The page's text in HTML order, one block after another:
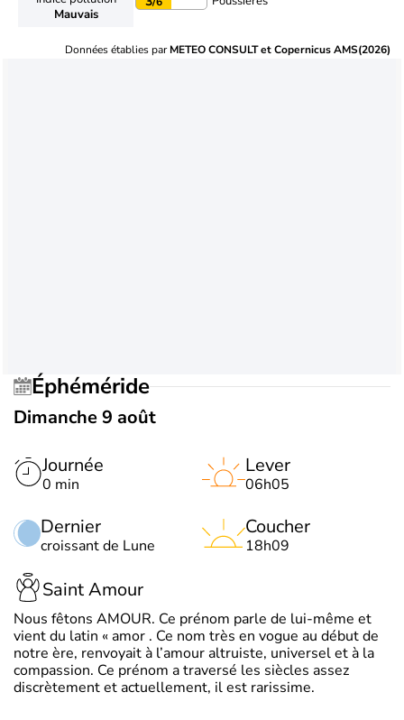
Mauvais
Données établies parMETEO CONSULT et Copernicus AMS(2026)
Éphéméride
Dimanche 9 août
Journée
0 min
Dernier
croissant de Lune
Lever
06h05
Coucher
18h09
Saint Amour
Nous fêtons AMOUR. Ce prénom parle de lui-même et
vient du latin « amor . Ce nom très en vogue au début de
notre ère, renvoyait à l’amour altruiste, universel et à la
compassion. Ce prénom a traversé les siècles assez
discrètement et actuellement, il est rarissime.